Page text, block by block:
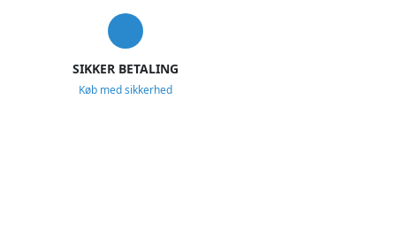
SIKKER BETALING
Køb med sikkerhed